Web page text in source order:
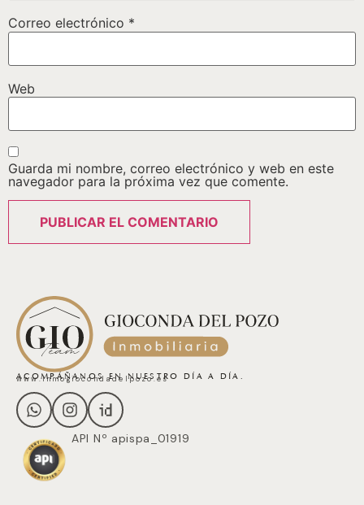
Correo electrónico *
Web
Guarda mi nombre, correo electrónico y web en este
navegador para la próxima vez que comente.
ACOMPÁÑANOS EN NUESTRO DÍA A DÍA.
www.inmogiocondadelpozo.es
API Nº apispa_01919